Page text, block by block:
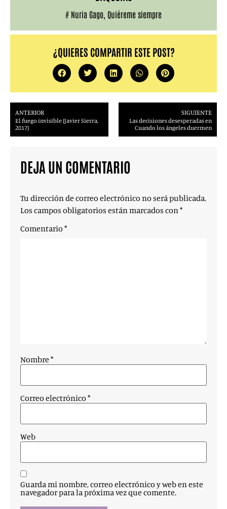
# Nuria Gago Quiéreme siempre
¿QUIERES COMPARTIR ESTE POST?
ANTERIOR
El fuego invisible (Javier Sierra,
2017)
SIGUIENTE
Las decisiones desesperadas en
Cuando los ángeles duermen
DEJA UN COMENTARIO
Tu dirección de correo electrónico no será publicada.
Los campos obligatorios están marcados con*
Comentario *
Nombre *
Correo electrónico *
Web
Guarda mi nombre, correo electrónico y web en este
navegador para la próxima vez que comente.